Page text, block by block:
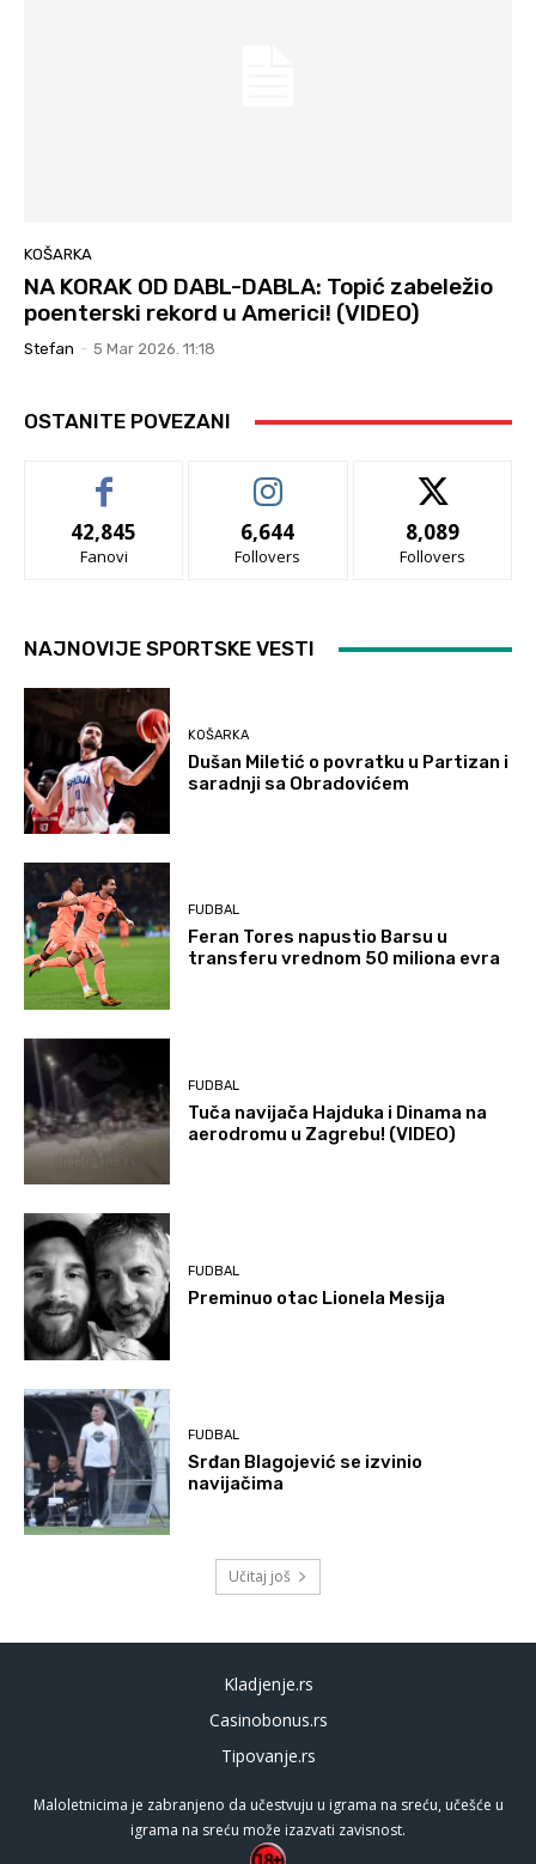
KOŠARKA
NA KORAK OD DABL-DABLA: Topić zabeležio
poenterski rekord u Americi! (VIDEO)
Stefan - 5 Mar 2026. 11:18
OSTANITE POVEZANI
42,845
Fanovi
6,644
Follovers
8,089
Follovers
NAJNOVIJE SPORTSKE VESTI
KOŠARKA
Dušan Miletić o povratku u Partizan i
saradnji sa Obradovićem
FUDBAL
Feran Tores napustio Barsu u
transferu vrednom 50 miliona evra
FUDBAL
Tuča navijača Hajduka i Dinama na
aerodromu u Zagrebu! (VIDEO)
FUDBAL
Preminuo otac Lionela Mesija
FUDBAL
Srđan Blagojević se izvinio
navijačima
Učitaj još
Kladjenje.rs
Casinobonus.rs
Tipovanje.rs
Maloletnicima je zabranjeno da učestvuju u igrama na sreću, učešće u
igrama na sreću može izazvati zavisnost.